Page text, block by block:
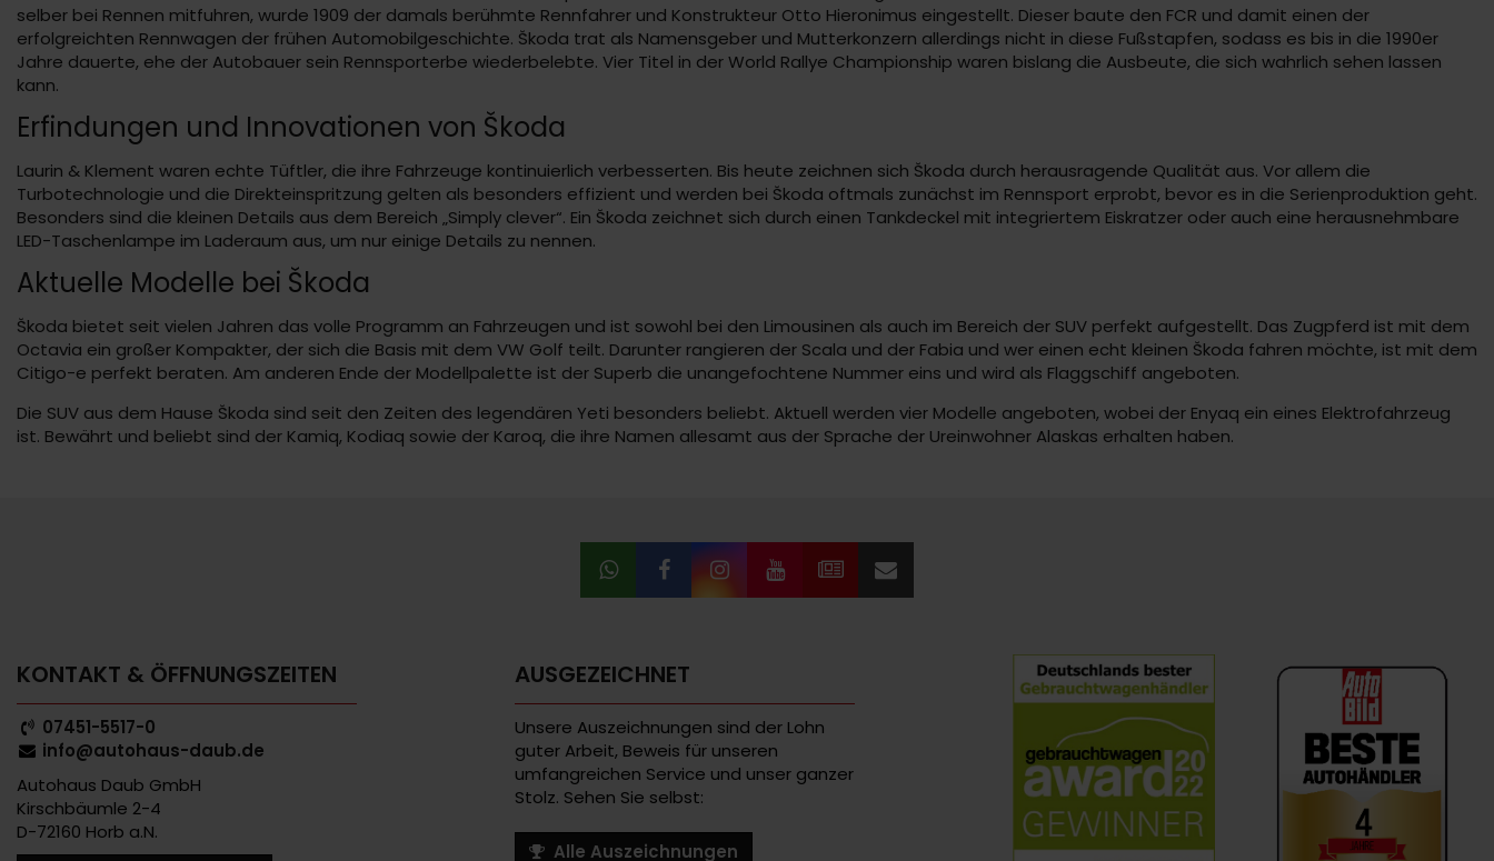
selber bei Rennen mitfuhren, wurde 1909 der damals berühmte Rennfahrer und Konstrukteur Otto Hieronimus eingestellt. Dieser baute den FCR und damit einen der
erfolgreichten Rennwagen der frühen Automobilgeschichte. Škoda trat als Namensgeber und Mutterkonzern allerdings nicht in diese Fußstapfen, sodass es bis in die 1990er
Jahre dauerte, ehe der Autobauer sein Rennsporterbe wiederbelebte. Vier Titel in der World Rallye Championship waren bislang die Ausbeute, die sich wahrlich sehen lassen
kann.
Erfindungen und Innovationen von Škoda
Laurin & Klement waren echte Tüftler, die ihre Fahrzeuge kontinuierlich verbesserten. Bis heute zeichnen sich Škoda durch herausragende Qualität aus. Vor allem die
Turbotechnologie und die Direkteinspritzung gelten als besonders effizient und werden bei Škoda oftmals zunächst im Rennsport erprobt, bevor es in die Serienproduktion geht.
Besonders sind die kleinen Details aus dem Bereich „Simply clever“. Ein Škoda zeichnet sich durch einen Tankdeckel mit integriertem Eiskratzer oder auch eine herausnehmbare
LED-Taschenlampe im Laderaum aus, um nur einige Details zu nennen.
Aktuelle Modelle bei Škoda
Škoda bietet seit vielen Jahren das volle Programm an Fahrzeugen und ist sowohl bei den Limousinen als auch im Bereich der SUV perfekt aufgestellt. Das Zugpferd ist mit dem
Octavia ein großer Kompakter, der sich die Basis mit dem VW Golf teilt. Darunter rangieren der Scala und der Fabia und wer einen echt kleinen Škoda fahren möchte, ist mit dem
Citigo-e perfekt beraten. Am anderen Ende der Modellpalette ist der Superb die unangefochtene Nummer eins und wird als Flaggschiff angeboten.
Die SUV aus dem Hause Škoda sind seit den Zeiten des legendären Yeti besonders beliebt. Aktuell werden vier Modelle angeboten, wobei der Enyaq ein eines Elektrofahrzeug
ist. Bewährt und beliebt sind der Kamiq, Kodiaq sowie der Karoq, die ihre Namen allesamt aus der Sprache der Ureinwohner Alaskas erhalten haben.
KONTAKT & ÖFFNUNGSZEITEN
07451-5517-0
info@autohaus-daub.de
Autohaus Daub GmbH
Kirschbäumle 2-4
D-72160 Horb a.N.
AUSGEZEICHNET
Unsere Auszeichnungen sind der Lohn
guter Arbeit, Beweis für unseren
umfangreichen Service und unser ganzer
Stolz. Sehen Sie selbst:
Alle Auszeichnungen